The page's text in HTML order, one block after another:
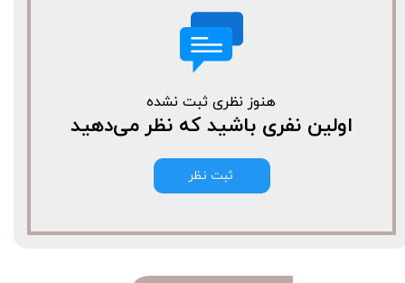
هنوز نظری ثبت نشده
اولین نفری باشید که نظر می‌دهید
ثبت نظر